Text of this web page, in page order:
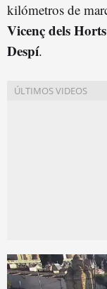
kilómetros de
Vicenç dels Horts
Despí.